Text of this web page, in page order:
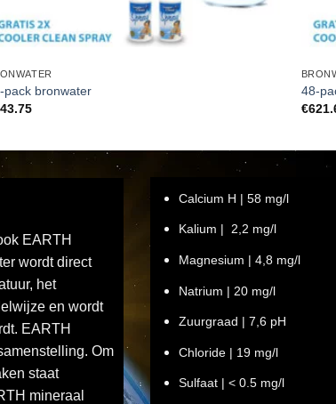
pack bronwater
48-
€
EARTH
wordt direct
het
en wordt
EARTH
Om
staat
mineraal
Calcium H | 58 mg/l
Kalium | 2,2 mg/l
Magnesium | 4,8 mg/l
Natrium | 20 mg/l
Zuurgraad | 7,6 pH
Chloride | 19 mg/l
Sulfaat | < 0.5 mg/l